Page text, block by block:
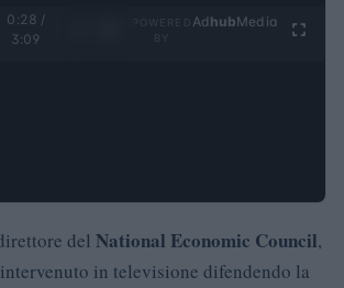
0:29 /
3:09
Ad hubMedia
del National Economic Council,
in televisione difendendo la